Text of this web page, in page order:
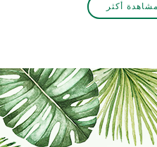
أكثر